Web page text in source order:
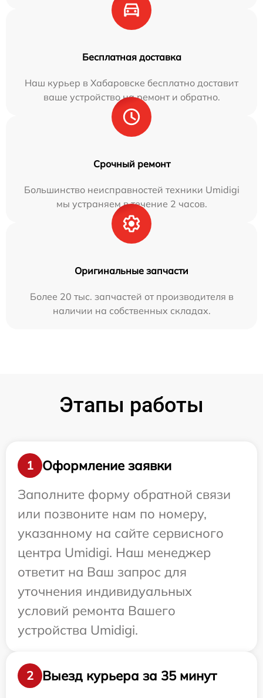
Бесплатная доставка
Наш курьер в Хабаровске бесплатно доставит
ваше устройство на ремонт и обратно.
Срочный ремонт
Большинство неисправностей техники Umidigi
мы устраняем в течение 2 часов.
Оригинальные запчасти
Более 20 тыс. запчастей от производителя в
наличии на собственных складах.
Этапы работы
1
Оформление заявки
Заполните форму обратной связи
или позвоните нам по номеру,
указанному на сайте сервисного
центра Umidigi. Наш менеджер
ответит на Ваш запрос для
уточнения индивидуальных
условий ремонта Вашего
устройства Umidigi.
2
Выезд курьера за 35 минут